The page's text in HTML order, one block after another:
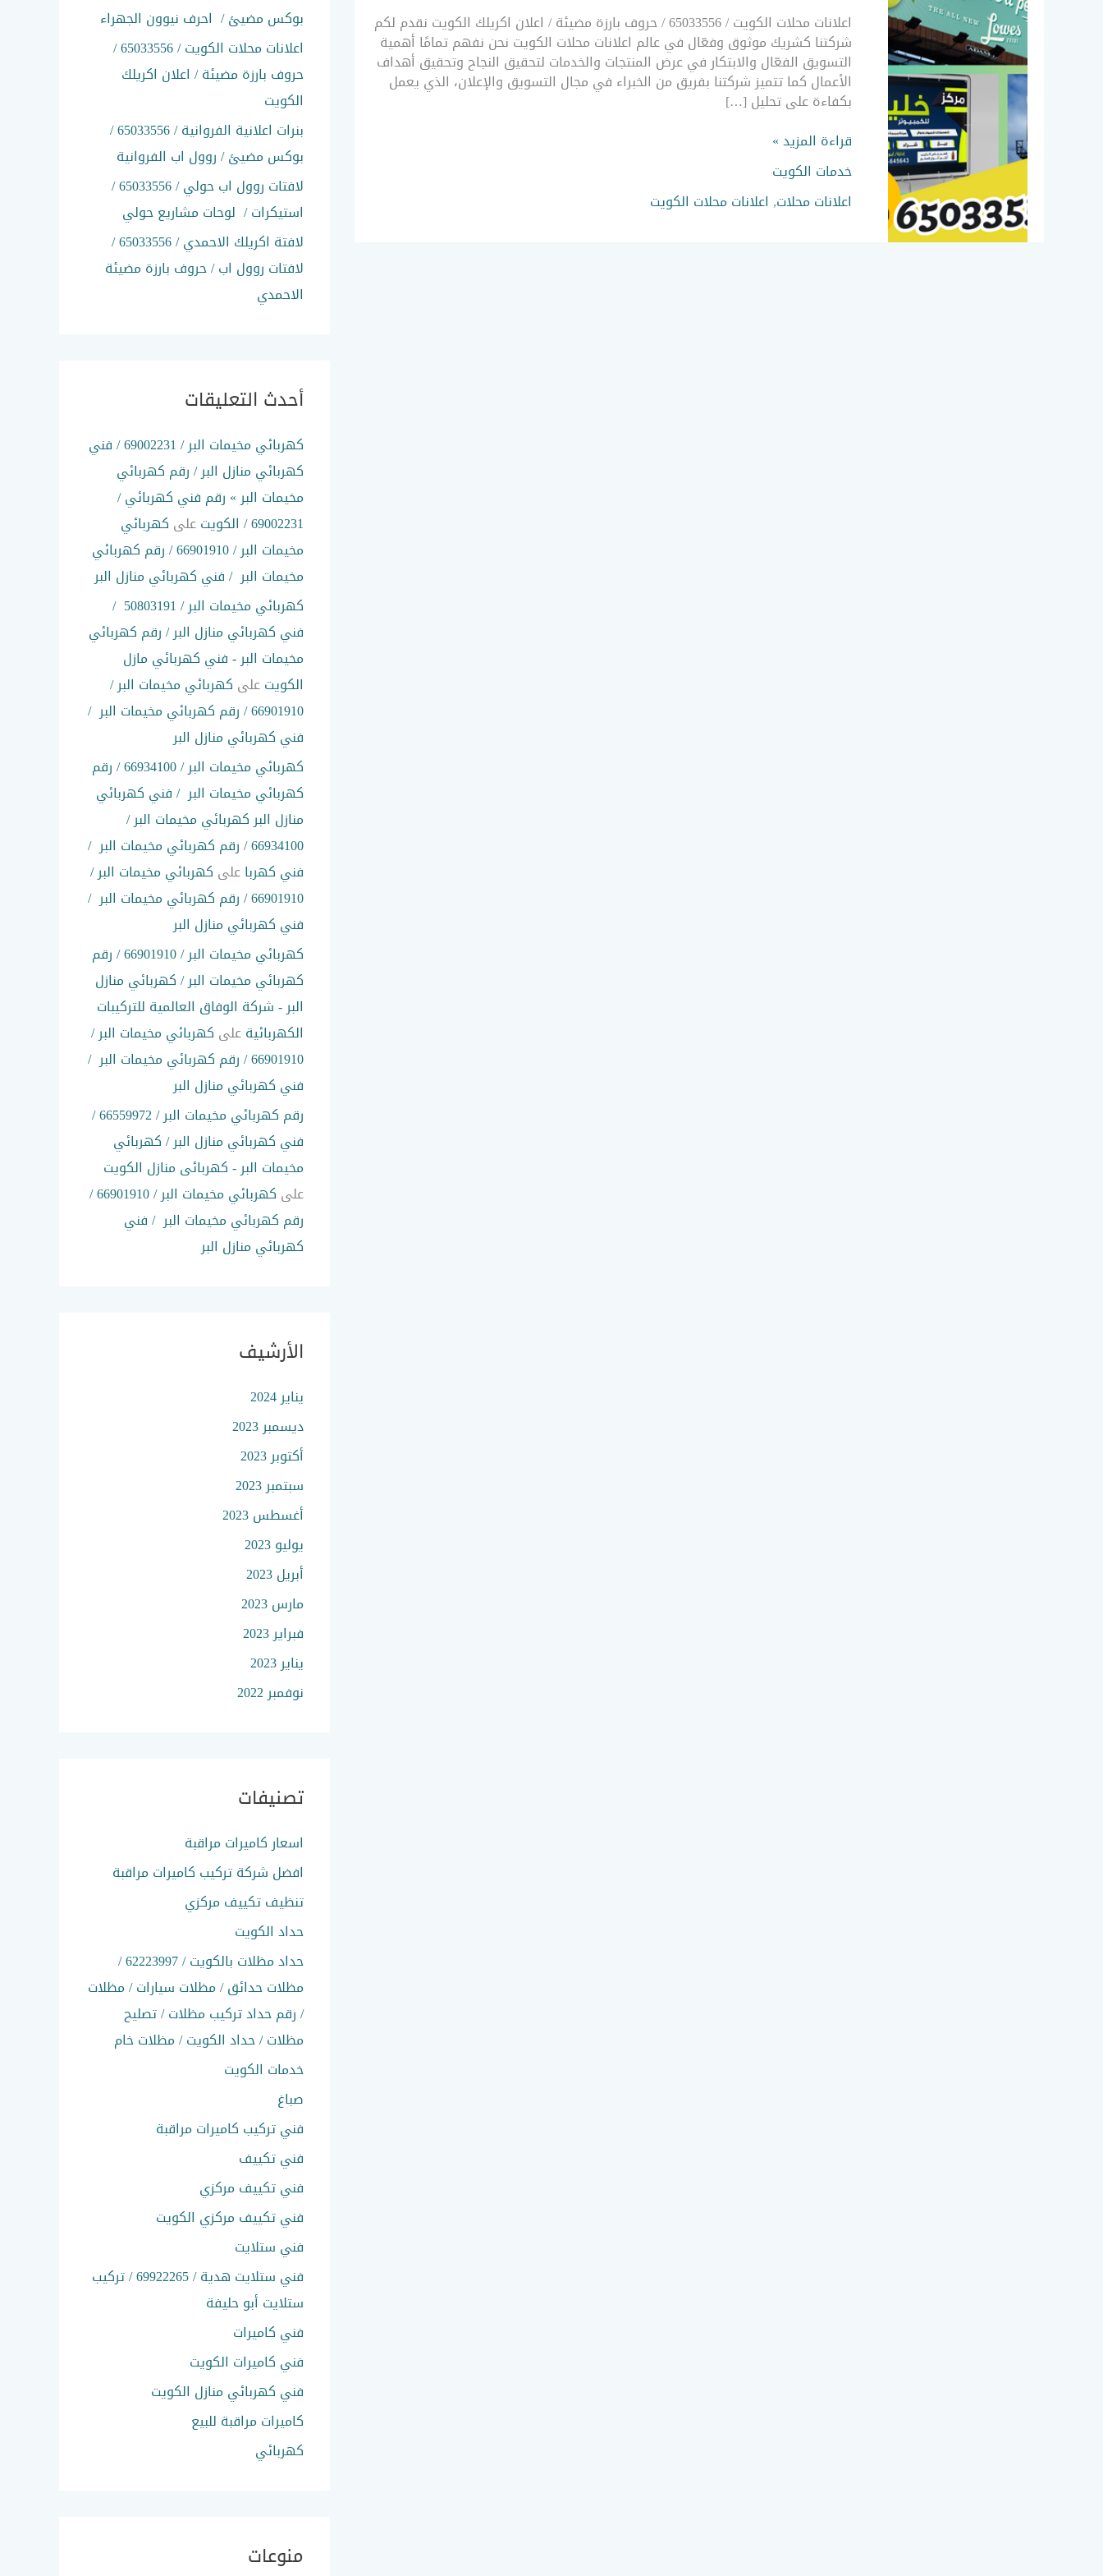
اعلانات محلات الكويت / 65033556 / حروف بارزة مضيئة / اعلان اكريلك الكويت نقدم لكم
شركتنا كشريك موثوق وفعّال في عالم اعلانات محلات الكويت نحن نفهم تمامًا أهمية
التسويق الفعّال والابتكار في عرض المنتجات والخدمات لتحقيق النجاح وتحقيق أهداف
الأعمال كما تتميز شركتنا بفريق من الخبراء في مجال التسويق والإعلان، الذي يعمل
بكفاءة على تحليل […]
حروف
بارزة
مضيئة
/
اعلان
اكريلك
الكويت
قراءة المزيد »
خدمات الكويت
اعلانات محلات, اعلانات محلات الكويت
:بوكس مضيئ / احرف نيوون الجهراء
اعلانات محلات الكويت / 65033556 /
حروف بارزة مضيئة / اعلان اكريلك
الكويت
بنرات اعلانية الفروانية / 65033556 /
بوكس مضيئ / روول اب الفروانية
لافتات روول اب حولي / 65033556 /
استيكرات / لوحات مشاريع حولي
لافتة اكريلك الاحمدي / 65033556 /
لافتات روول اب / حروف بارزة مضيئة
الاحمدي
أحدث التعليقات
كهربائي مخيمات البر / 69002231 / فني
كهربائي منازل البر / رقم كهربائي
مخيمات البر » رقم فني كهربائي /
69002231 / الكويت
على كهربائي
مخيمات البر / 66901910 / رقم كهربائي
مخيمات البر / فني كهربائي منازل البر
كهربائي مخيمات البر / 50803191 /
فني كهربائي منازل البر / رقم كهربائي
مخيمات البر - فني كهربائي مازل
الكويتعلى كهربائي مخيمات البر /
66901910 / رقم كهربائي مخيمات البر /
فني كهربائي منازل البر
كهربائي مخيمات البر / 66934100 / رقم
كهربائي مخيمات البر / فني كهربائي
منازل البر كهربائي مخيمات البر /
66934100 / رقم كهربائي مخيمات البر /
فني كهرباعلى كهربائي مخيمات البر /
66901910 / رقم كهربائي مخيمات البر /
فني كهربائي منازل البر
كهربائي مخيمات البر / 66901910 / رقم
كهربائي مخيمات البر / كهربائي منازل
البر - شركة الوفاق العالمية للتركيبات
الكهربائيةعلى كهربائي مخيمات البر /
66901910 / رقم كهربائي مخيمات البر /
فني كهربائي منازل البر
رقم كهربائي مخيمات البر / 66559972 /
فني كهربائي منازل البر / كهربائي
مخيمات البر - كهربائى منازل الكويت
على
كهربائي مخيمات البر / 66901910 /
رقم كهربائي مخيمات البر / فني
كهربائي منازل البر
الأرشيف
يناير 2024
ديسمبر 2023
أكتوبر 2023
سبتمبر 2023
أغسطس 2023
يوليو 2023
أبريل 2023
مارس 2023
فبراير 2023
يناير 2023
نوفمبر 2022
تصنيفات
اسعار كاميرات مراقبة
افضل شركة تركيب كاميرات مراقبة
تنظيف تكييف مركزي
حداد الكويت
حداد مظلات بالكويت / 62223997 /
مظلات حدائق / مظلات سيارات / مظلات
/ رقم حداد تركيب مظلات / تصليح
مظلات / حداد الكويت / مظلات خام
خدمات الكويت
صباغ
فني تركيب كاميرات مراقبة
فني تكييف
فني تكييف مركزي
فني تكييف مركزي الكويت
فني ستلايت
فني ستلايت هدية / 69922265 / تركيب
ستلايت أبو حليفة
فني كاميرات
فني كاميرات الكويت
فني كهربائي منازل الكويت
كاميرات مراقبة للبيع
كهربائي
منوعات